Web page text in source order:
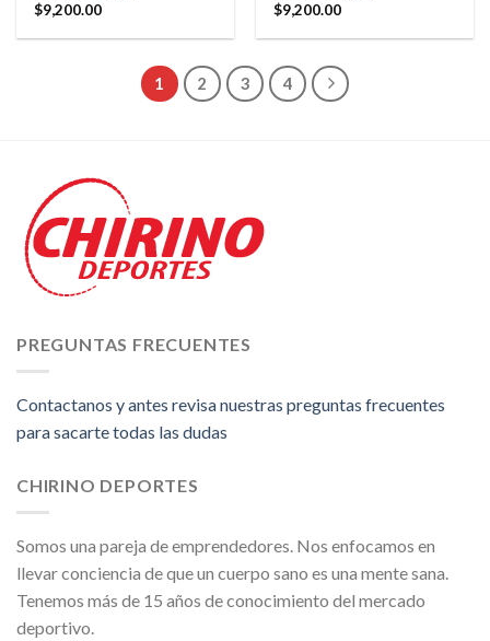
$9,200.00
$9,200.00
1 2 3 4
PREGUNTAS FRECUENTES
Contactanos y antes revisa nuestras preguntas frecuentes
para sacarte todas las dudas
CHIRINO DEPORTES
Somos una pareja de emprendedores. Nos enfocamos en
llevar conciencia de que un cuerpo sano es una mente sana.
Tenemos más de 15 años de conocimiento del mercado
deportivo.